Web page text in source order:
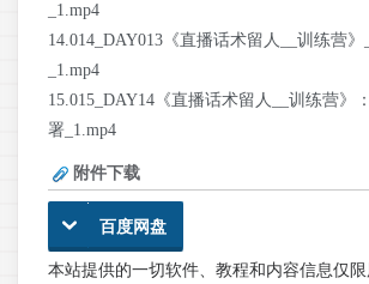
_1.mp4
14.014_DAY013《直播话术留人__训练营
_1.mp4
15.015_DAY14《直播话术留人__训练营》
署_1.mp4
附件下载
百度网盘
本站提供的一切软件、教程和内容信息仅